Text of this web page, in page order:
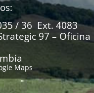
/ 36 Ext. 4083
97 – Oficina
Maps